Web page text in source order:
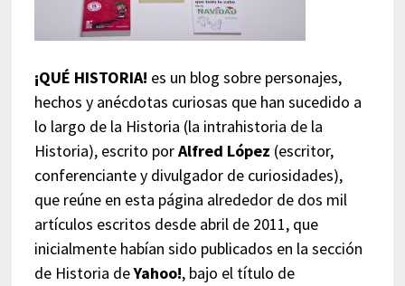
¡QUÉ HISTORIA! es un blog sobre personajes,
hechos y anécdotas curiosas que han sucedido a
lo largo de la Historia (la intrahistoria de la
Historia), escrito porAlfred López (escritor,
conferenciante y divulgador de curiosidades),
que reúne en esta página alrededor de dos mil
artículos escritos desde abril de 2011, que
inicialmente habían sido publicados en la sección
de Historia deYahoo!, bajo el título de